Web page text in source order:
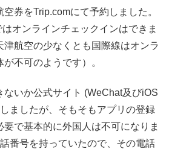
券をTrip.comにて予約しました。
オンラインチェックインはできま
航空の少なくとも国際線はオンラ
不可のようです）。
ないか公式サイト (WeChat及びiOS
ましたが、そもそもアプリの登録
で基本的に外国人は不可になりま
番号を持っていたので、その電話